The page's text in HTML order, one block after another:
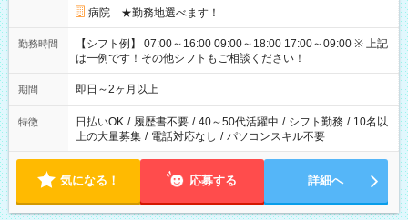
病院 ★勤務地選べます！
勤務時間
【シフト例】 07:00～16:00 09:00～18:00 17:00～09:00 ※ 上記
は一例です！その他シフトもご相談ください！
期間 即日～2ヶ月以上
特徴 日払いOK / 履歴書不要 / 40～50代活躍中 / シフト勤務 / 10名以
上の大量募集 / 電話対応なし / パソコンスキル不要
気になる！ 応募する 詳細へ